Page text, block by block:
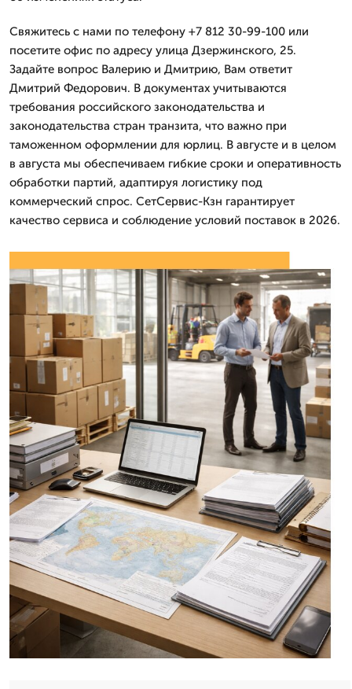
Свяжитесь с нами по телефону +7 812 30-99-100 или
посетите офис по адресу улица Дзержинского, 25.
Задайте вопрос Валерию и Дмитрию, Вам ответит
Дмитpий Федорович. В документах учитываются
требования российского законодательства и
законодательства стран транзита, что важно при
таможенном оформлении для юрлиц. В августе и в целом
в августа мы обеспечиваем гибкие сроки и оперативность
обработки партий, адаптируя логистику под
коммерческий спрос. СетСервис-Кзн гарантирует
качество сервиса и соблюдение условий поставок в 2026.